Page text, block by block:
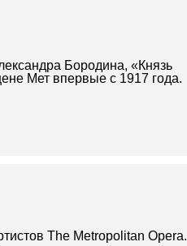
Бородина, «Князь
Мет впервые с 1917 года.
The Metropolitan Opera.